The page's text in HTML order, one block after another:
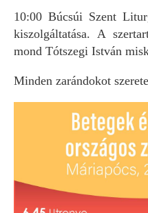
10:00 Búcsúi Szent
kiszolgáltatása. A
mond Tótszegi István
Minden zarándokot